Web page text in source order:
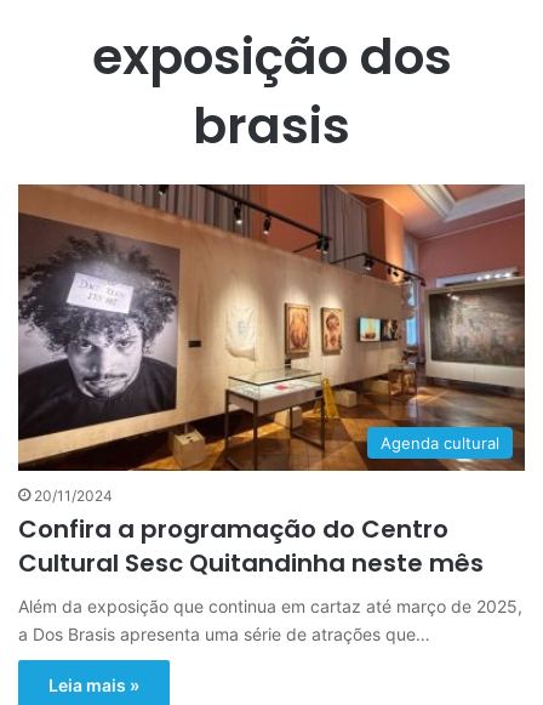
exposição dos
brasis
Agenda cultural
20/11/2024
Confira a programação do Centro
Cultural Sesc Quitandinha neste mês
Além da exposição que continua em cartaz até março de 2025,
a Dos Brasis apresenta uma série de atrações que…
Leia mais »